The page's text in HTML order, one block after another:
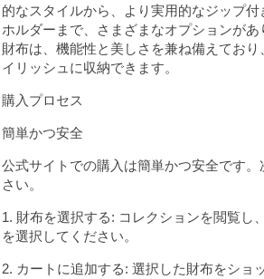
的なスタイルから、より実用的なジップ
ホルダーまで、さまざまなオプションが
財布は、機能性と美しさを兼ね備えてお
イリッシュに収納できます。
購入プロセス
簡単かつ安全
公式サイトでの購入は簡単かつ安全です
さい。
1. 財布を選択する: コレクションを閲覧し
を選択してください。
2. カートに追加する: 選択した財布をショ